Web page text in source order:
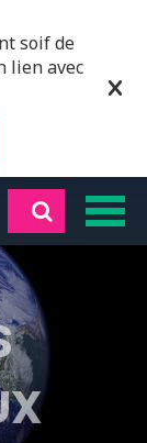
soif de
lien avec